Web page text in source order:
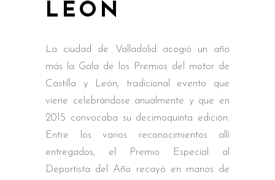
LEÓN
La ciudad de Valladolid acogió un año
más la Gala de los Premios del motor de
Castilla y León, tradicional evento que
viene celebrándose anualmente y que en
2015 convocaba su decimoquinta edición.
Entre los varios reconocimientos allí
entregados, el Premio Especial al
Deportista del Año recayó en manos de